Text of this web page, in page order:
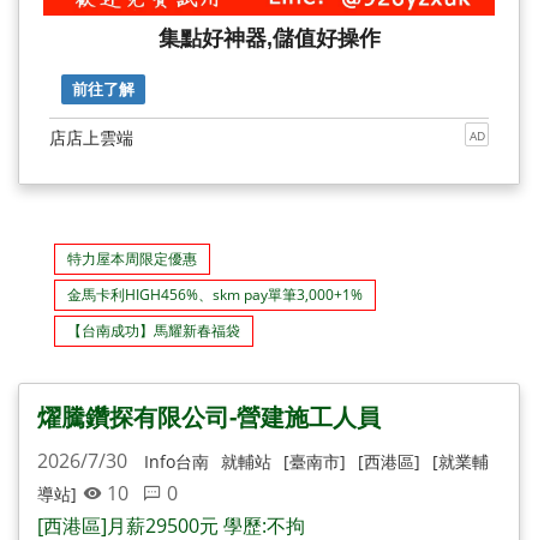
集點好神器,儲值好操作
前往了解
店店上雲端 AD
特力屋本周限定優惠
金馬卡利HIGH456%、skm pay單筆3,000+1%
【台南成功】馬耀新春福袋
燿騰鑽探有限公司-營建施工人員
2026/7/30 Info台南 就輔站 [臺南市] [西港區]
[就業輔
導站]
10
0
[西港區]月薪29500元 學歷:不拘